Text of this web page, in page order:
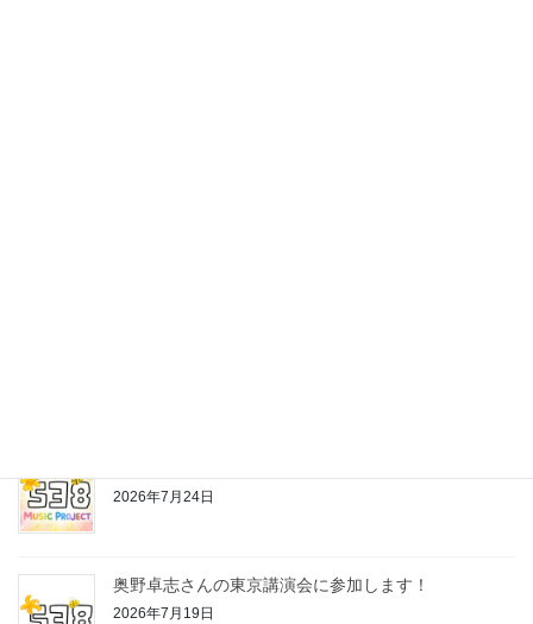
2026年7月24日
奥野卓志さんの東京講演会に参加します！
2026年7月19日